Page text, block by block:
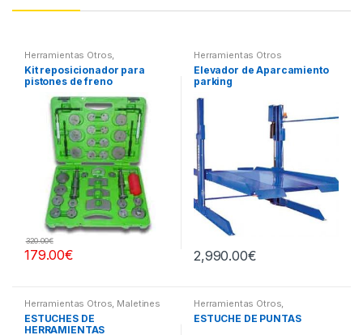
Herramientas Otros,
Herramientas Frenos y
Refrigeración
Kit reposicionador para
pistones de freno
179.00€
320.00€
Herramientas Otros
Elevador de Aparcamiento
parking
2,990.00€
Herramientas Otros, Maletines
Herramientas, Extractores,
Compresímetros, otros
ESTUCHES DE
HERRAMIENTAS
Herramientas Otros,
Herramientas De Mano ,
Herramientas De Mano,
ESTUCHE DE PUNTAS